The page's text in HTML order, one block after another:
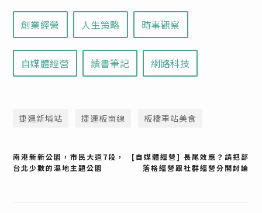
創業經營 人生策略 時事觀察
自媒體經營 讀書筆記 網路科技
捷運新埔站 捷運板南線 板橋車站美食
文
[自媒體經營] 長尾效應？請把部
落格經營跟社群經營分開討論
南港新新公園，市民大道7段，
台北少數的濕地主題公園